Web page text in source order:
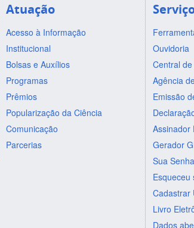
Atuação
Acesso à Informação
Institucional
Bolsas e Auxílios
Programas
Prêmios
Popularização da Ciência
Comunicação
Parcerias
Ouvidoria
Central
Agência
Emissão
Assinador
Gerador
Sua Senha
Esqueceu
Cadastrar
Livro
Dados